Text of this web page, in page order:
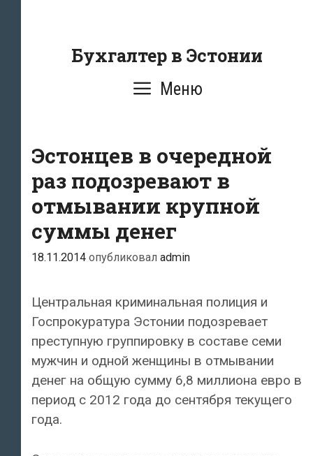
содержаниюБухгалтер в Эстонии
Меню
Эстонцев в очередной
раз подозревают в
отмывании крупной
суммы денег
18.11.2014 опубликовал admin
Центральная криминальная полиция и
Госпрокуратура Эстонии подозревает
преступную группировку в составе семи
мужчин и одной женщины в отмывании
денег на общую сумму 6,8 миллиона евро в
период с 2012 года до сентября текущего
года.